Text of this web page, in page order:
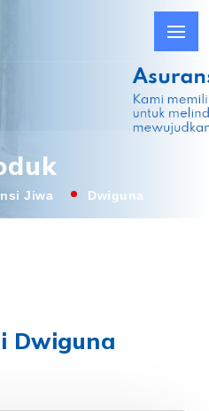
Jiwa Dwiguna
Dwiguna